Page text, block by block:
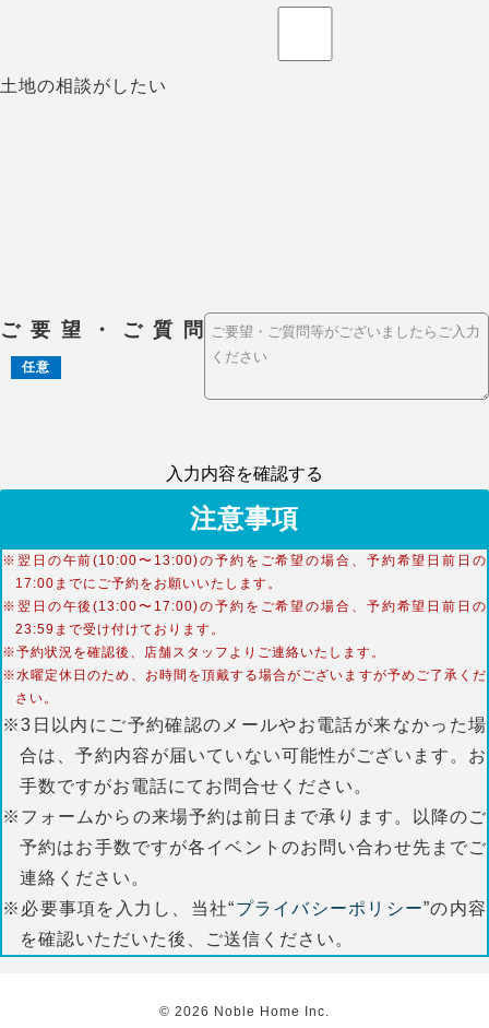
土地の相談がしたい
ご要望・ご質問
任意
入力内容を確認する
注意事項
※翌日の午前(10:00〜13:00)の予約をご希望の場合、予約希望日前日の
17:00までにご予約をお願いいたします。
※翌日の午後(13:00〜17:00)の予約をご希望の場合、予約希望日前日の
23:59まで受け付けております。
※予約状況を確認後、店舗スタッフよりご連絡いたします。
※水曜定休日のため、お時間を頂戴する場合がございますが予めご了承くだ
さい。
※3日以内にご予約確認のメールやお電話が来なかった場
合は、予約内容が届いていない可能性がございます。お
手数ですがお電話にてお問合せください。
※フォームからの来場予約は前日まで承ります。以降のご
予約はお手数ですが各イベントのお問い合わせ先までご
連絡ください。
※必要事項を入力し、当社“プライバシーポリシー”の内容
を確認いただいた後、ご送信ください。
© 2026 Noble Home Inc.